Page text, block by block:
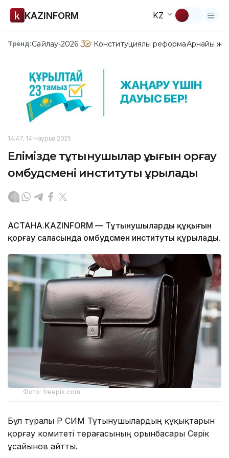
KAZINFORM KZ
Тренд:Сайлау-2026 Конституциялық реформаАрнайы
14:47, 14 Наурыз 2025
Елімізде тұтынушылар құқығын қорғау
омбудсмені институты құрылады
АСТАНА.KAZINFORM — Тұтынушылардың құқығын
қорғау саласында омбудсмен институты құрылады.
Фото: freepik.com
Бұл туралы ҚР СИМ Тұтынушылардың құқықтарын
қорғау комитеті төрағасының орынбасары Серік
Құсайынов айтты.